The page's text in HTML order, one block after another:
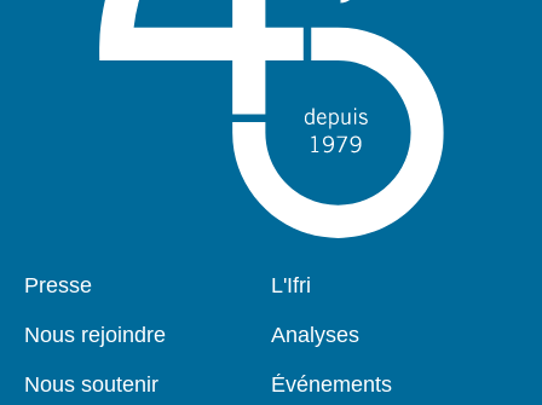
Pied
Presse
Nous rejoindre
Nous soutenir
Navigation
L'Ifri
Analyses
Événements